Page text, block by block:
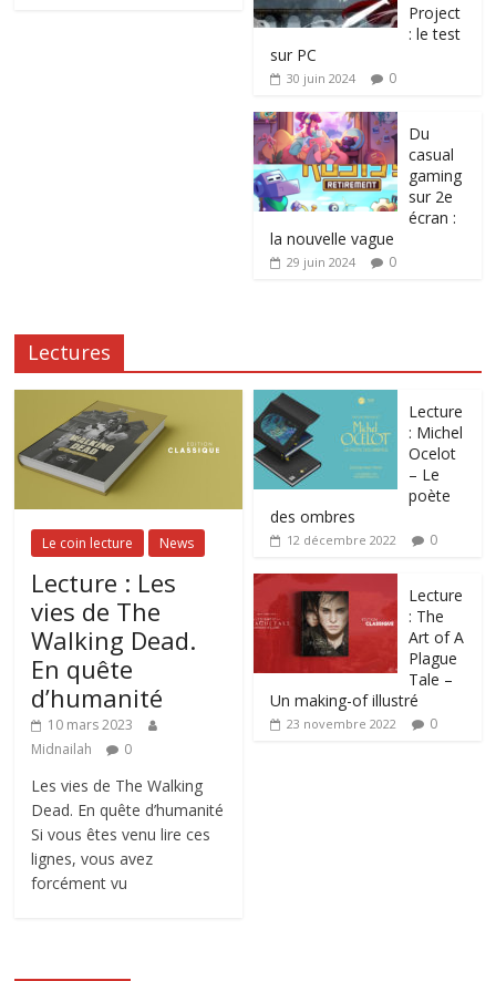
Project
: le test
sur PC
30 juin 2024 0
Du
casual
gaming
sur 2e
écran :
la nouvelle vague
29 juin 2024 0
Lectures
Le coin lecture News
Lecture : Les
vies de The
Walking Dead.
En quête
d’humanité
10 mars 2023
Midnailah
0
Les vies de The Walking
Dead. En quête d’humanité
Si vous êtes venu lire ces
lignes, vous avez
forcément vu
Lecture
: Michel
Ocelot
– Le
poète
des ombres
12 décembre 2022 0
Lecture
: The
Art of A
Plague
Tale –
Un making-of illustré
23 novembre 2022 0